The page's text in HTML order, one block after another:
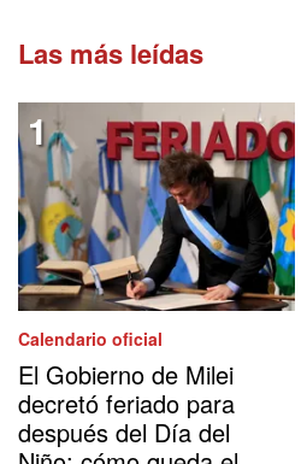
Las más leídas
Calendario oficial
El Gobierno de Milei
decretó feriado para
después del Día del